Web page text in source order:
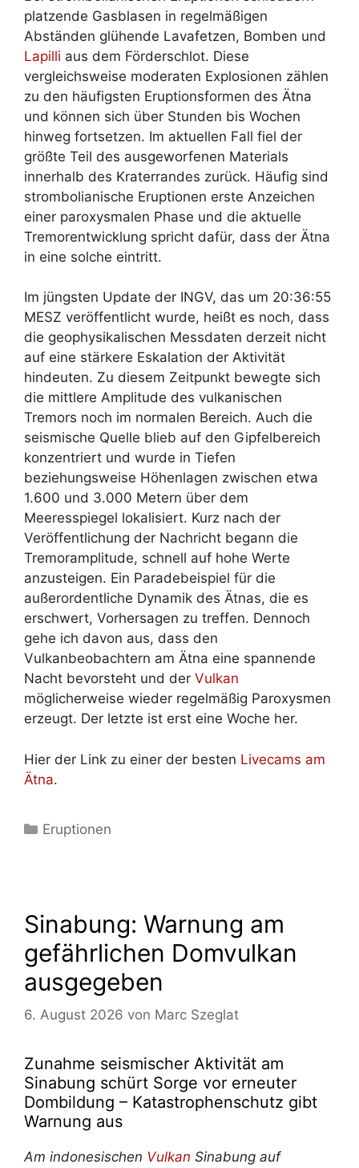
platzende Gasblasen in regelmäßigen
Abständen glühende Lavafetzen, Bomben und
Lapilli aus dem Förderschlot. Diese
vergleichsweise moderaten Explosionen zählen
zu den häufigsten Eruptionsformen des Ätna
und können sich über Stunden bis Wochen
hinweg fortsetzen. Im aktuellen Fall fiel der
größte Teil des ausgeworfenen Materials
innerhalb des Kraterrandes zurück. Häufig sind
strombolianische Eruptionen erste Anzeichen
einer paroxysmalen Phase und die aktuelle
Tremorentwicklung spricht dafür, dass der Ätna
in eine solche eintritt.
Im jüngsten Update der INGV, das um 20:36:55
MESZ veröffentlicht wurde, heißt es noch, dass
die geophysikalischen Messdaten derzeit nicht
auf eine stärkere Eskalation der Aktivität
hindeuten. Zu diesem Zeitpunkt bewegte sich
die mittlere Amplitude des vulkanischen
Tremors noch im normalen Bereich. Auch die
seismische Quelle blieb auf den Gipfelbereich
konzentriert und wurde in Tiefen
beziehungsweise Höhenlagen zwischen etwa
1.600 und 3.000 Metern über dem
Meeresspiegel lokalisiert. Kurz nach der
Veröffentlichung der Nachricht begann die
Tremoramplitude, schnell auf hohe Werte
anzusteigen. Ein Paradebeispiel für die
außerordentliche Dynamik des Ätnas, die es
erschwert, Vorhersagen zu treffen. Dennoch
gehe ich davon aus, dass den
Vulkanbeobachtern am Ätna eine spannende
Nacht bevorsteht und der Vulkan
möglicherweise wieder regelmäßig Paroxysmen
erzeugt. Der letzte ist erst eine Woche her.
Hier der Link zu einer der besten Livecams am
Ätna.
Kategorien
Eruptionen
Sinabung: Warnung am
gefährlichen Domvulkan
ausgegeben
6. August 2026 von Marc Szeglat
Zunahme seismischer Aktivität am
Sinabung schürt Sorge vor erneuter
Dombildung – Katastrophenschutz gibt
Warnung aus
Am indonesischen Vulkan Sinabung auf